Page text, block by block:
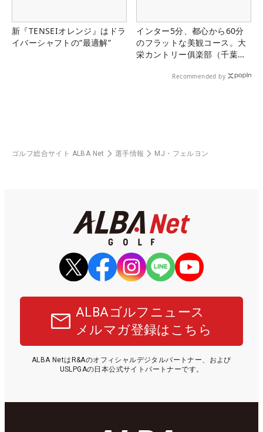
新『TENSEIオレンジ』はドラ
イバーシャフトの“最適解”
インター5分、都心から60分
のフラットな美観コース。大
栄カントリー俱楽部（千葉
Recommended by
ゴルフ総合サイト ALBA Net 選手情報 MJ・フェルヨン
ALBAゴルフニュース
メルマガ登録はこちら
ALBA NetはR&Aのオフィシャルデジタルパートナー、および
USLPGAの日本公式サイトパートナーです。